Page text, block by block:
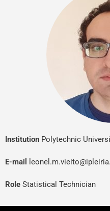
Institution Polytechnic
E-mail
Role Statistical Technician